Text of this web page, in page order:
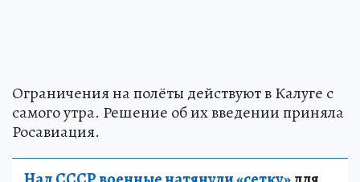
Ограничения на полёты действуют в Калуге с
самого утра. Решение об их введении приняла
Росавиация.